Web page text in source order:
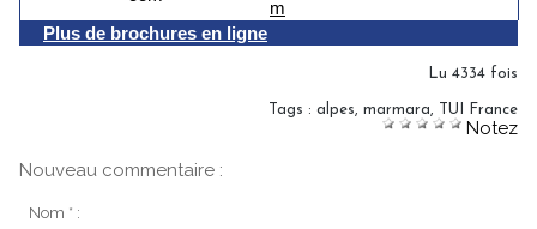
m
Plus de brochures en ligne
Lu 4334 fois
Tags : alpes, marmara, TUI France
Notez
Nouveau commentaire :
Nom * :